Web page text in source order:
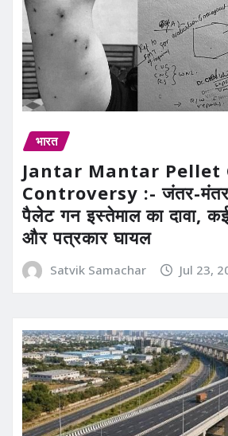
भारत
Jantar Mantar Pellet
Controversy :- जंतर-मंतर
पैलेट गन इस्तेमाल का दावा, कई
और पत्रकार घायल
Satvik Samachar Jul 23,